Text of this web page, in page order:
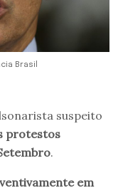
Brasil
suspeito
protestos
.
em